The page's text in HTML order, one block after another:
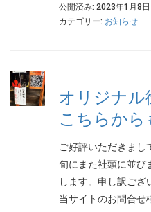
公開済み: 2023年1月8日
カテゴリー: お知らせ
オリジナル
こちらか
ご好評いただきまし
旬にまた社頭に並び
します。申し訳ござ
当サイトのお問合せ